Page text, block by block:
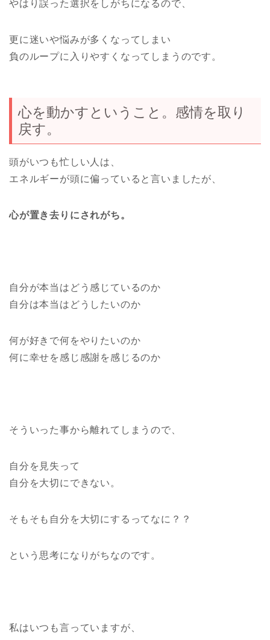
やはり誤った選択をしがちになるので、
更に迷いや悩みが多くなってしまい
負のループに入りやすくなってしまうのです。
心を動かすということ。感情を取り
戻す。
頭がいつも忙しい人は、
エネルギーが頭に偏っていると言いましたが、
心が置き去りにされがち。
自分が本当はどう感じているのか
自分は本当はどうしたいのか
何が好きで何をやりたいのか
何に幸せを感じ感謝を感じるのか
そういった事から離れてしまうので、
自分を見失って
自分を大切にできない。
そもそも自分を大切にするってなに？？
という思考になりがちなのです。
私はいつも言っていますが、